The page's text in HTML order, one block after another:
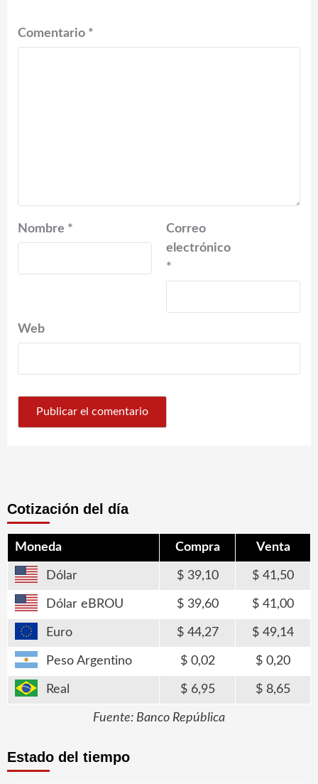
Comentario *
Nombre *
Correo
electrónico
*
Web
Cotización del día
Moneda Compra Venta
Dólar 39,10 41,50
Dólar eBROU 39,60 41,00
Euro 44,27 49,14
Peso Argentino 0,02 0,20
Real 6,95 8,65
Fuente: Banco República
Estado del tiempo